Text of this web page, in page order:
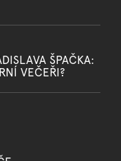
ŠPAČKA:
VEČEŘI?